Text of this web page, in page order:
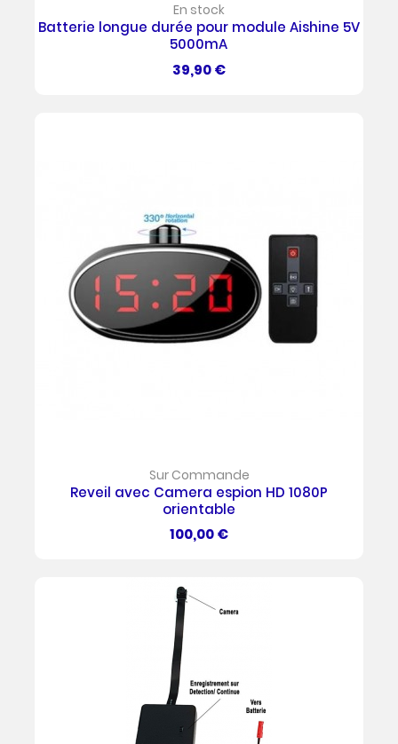
En stock
Batterie longue durée pour module Aishine 5V
5000mA
Prix
39,90 €
Sur Commande
Reveil avec Camera espion HD 1080P
orientable
Prix
100,00 €